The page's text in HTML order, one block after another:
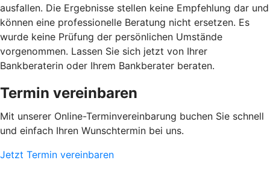
ausfallen. Die Ergebnisse stellen keine Empfehlung dar und
können eine professionelle Beratung nicht ersetzen. Es
wurde keine Prüfung der persönlichen Umstände
vorgenommen. Lassen Sie sich jetzt von Ihrer
Bankberaterin oder Ihrem Bankberater beraten.
Termin vereinbaren
Mit unserer Online-Terminvereinbarung buchen Sie schnell
und einfach Ihren Wunschtermin bei uns.
Jetzt Termin vereinbaren